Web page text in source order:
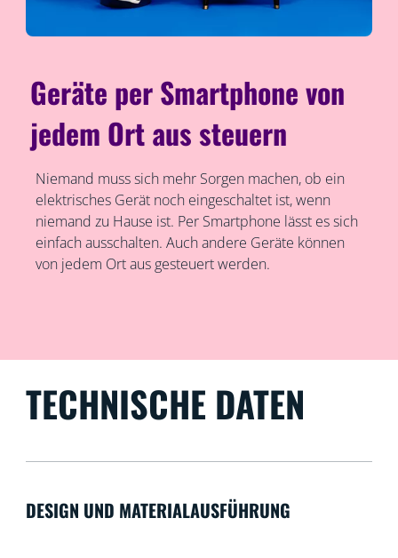
Geräte per Smartphone von
jedem Ort aus steuern
Niemand muss sich mehr Sorgen machen, ob ein
elektrisches Gerät noch eingeschaltet ist, wenn
niemand zu Hause ist. Per Smartphone lässt es sich
einfach ausschalten. Auch andere Geräte können
von jedem Ort aus gesteuert werden.
TECHNISCHE DATEN
DESIGN UND MATERIALAUSFÜHRUNG